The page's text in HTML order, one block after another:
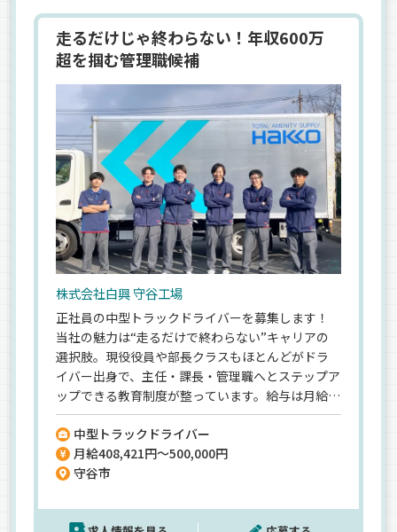
走るだけじゃ終わらない！年収600万
超を掴む管理職候補
株式会社白興 守谷工場
正社員の中型トラックドライバーを募集します！
当社の魅力は“走るだけで終わらない”キャリアの
選択肢。現役役員や部長クラスもほとんどがドラ
イバー出身で、主任・課長・管理職へとステップア
ップできる教育制度が整っています。給与は月給
40万円以上でスタート、さらに賞与年2回＋評価手
当年2回（最大年60万円）で年収の大幅アップが目
指せます★頑張りが正当に評価される仕組みで、役
職が付くと年収600万円以上も可能です！配送はホ
を使った積み降ろしだから体力的な負担も軽め。
中型トラックドライバー
月給408,421円～500,000円
守谷市